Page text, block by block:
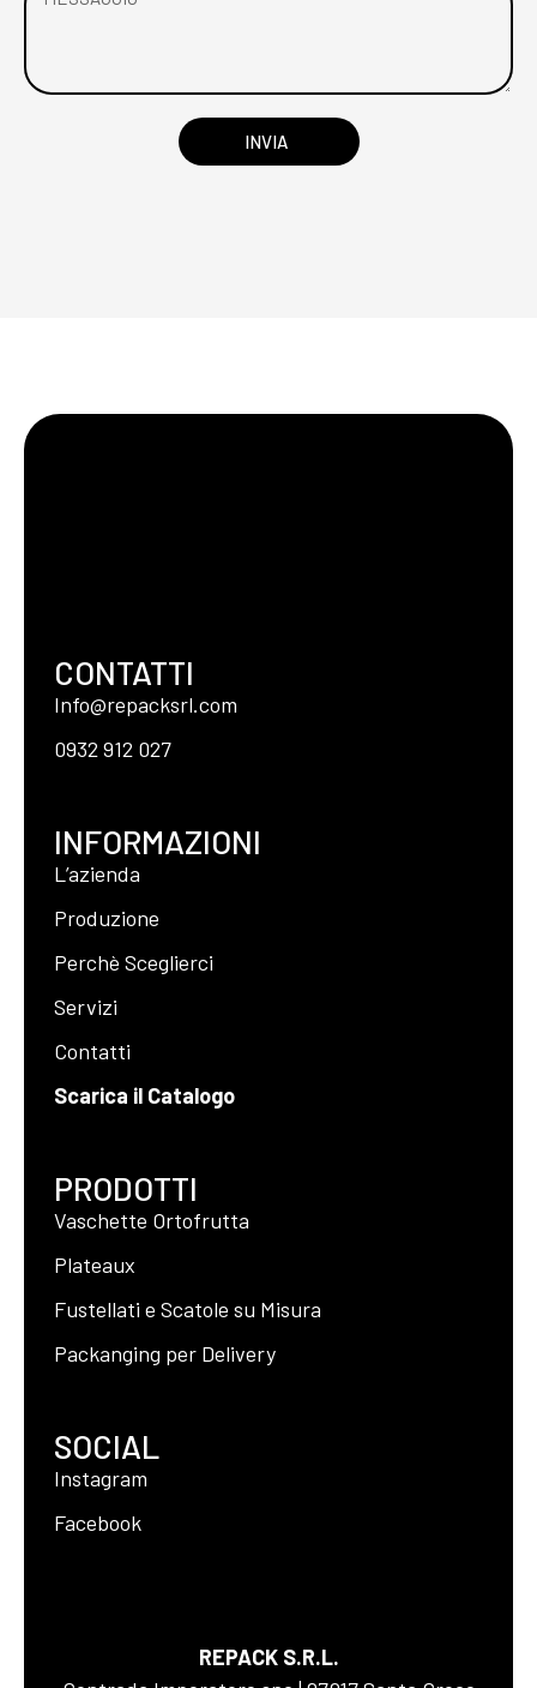
INVIA
CONTATTI
Info@repacksrl.com
0932 912 027
INFORMAZIONI
L’azienda
Produzione
Perchè Sceglierci
Servizi
Contatti
Scarica il Catalogo
PRODOTTI
Vaschette Ortofrutta
Plateaux
Fustellati e Scatole su Misura
Packanging per Delivery
SOCIAL
Instagram
Facebook
REPACK S.R.L.